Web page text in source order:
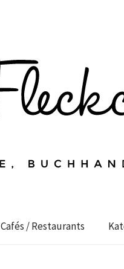
Cafés / Restaurants